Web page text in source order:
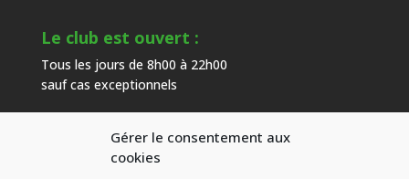
Gérer le consentement aux
cookies
Le club est ouvert :
Tous les jours de 8h00 à 22h00
sauf cas exceptionnels
Heures d’ouverture de l’accueil :